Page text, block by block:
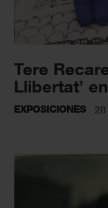
Tere
Llibertat’
EXPOSICIONES